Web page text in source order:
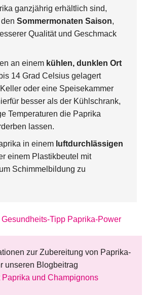
ganzjährig erhältlich sind,
Sommermonaten Saison,
Qualität und Geschmack
an einem kühlen, dunklen Ort
14 Grad Celsius gelagert
oder eine Speisekammer
besser als der Kühlschrank,
Temperaturen die Paprika
lassen.
in einem luftdurchlässigen
einem Plastikbeutel mit
Schimmelbildung zu
zur Zubereitung von Paprika-
unseren Blogbeitrag
und Champignons